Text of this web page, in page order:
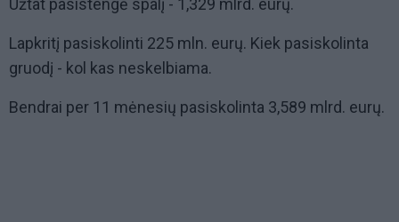
Užtat pasistengė spalį - 1,329 mlrd. eurų.
Lapkritį pasiskolinti 225 mln. eurų. Kiek pasiskolinta
gruodį - kol kas neskelbiama.
Bendrai per 11 mėnesių pasiskolinta 3,589 mlrd. eurų.